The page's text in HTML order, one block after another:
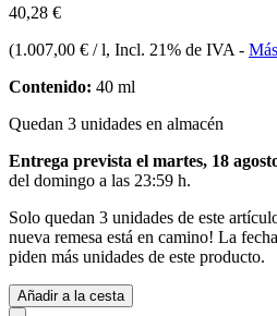
40,28 €
(1.007,00 € / l, Incl. 21% de IVA -
Contenido: 40 ml
Quedan 3 unidades en almacén
Entrega prevista el martes, 18
del domingo a las 23:59 h.
Solo quedan 3 unidades de este
nueva remesa está en camino! La
piden más unidades de este producto.
Añadir a la cesta